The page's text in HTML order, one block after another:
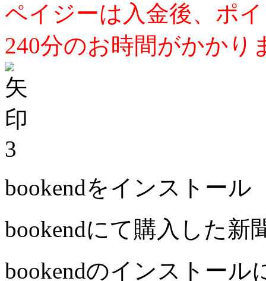
ペイジーは入金後、ポ
240分のお時間がかかり
3
bookendをインストール
bookendにて購入した新
bookendのインストール